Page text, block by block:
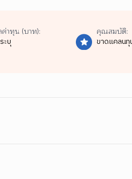
ค่าทุน (บาท):
ะบุ
คุณสมบัติ:
ขาดแคลน